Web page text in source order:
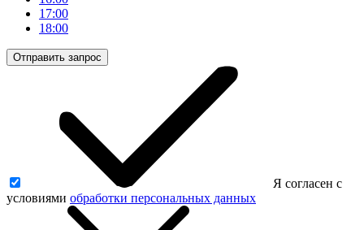
17:00
18:00
Отправить запрос
Я согласен с
условиями обработки персональных данных